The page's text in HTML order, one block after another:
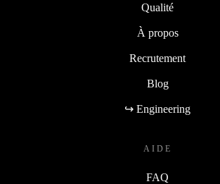
Qualité
À propos
Recrutement
Blog
↪ Engineering
AIDE
FAQ